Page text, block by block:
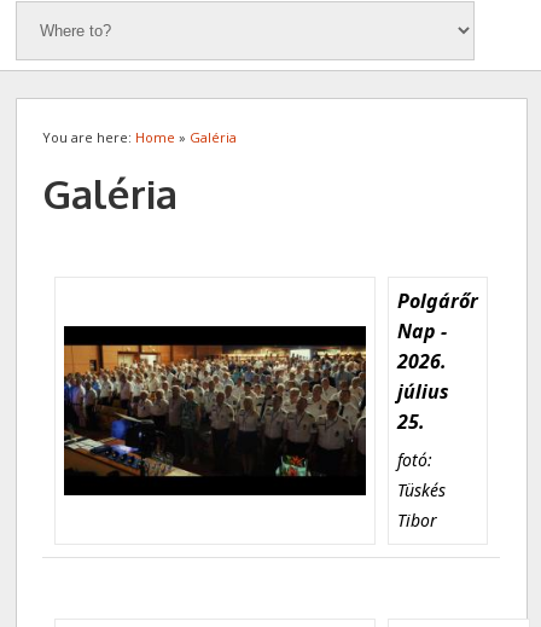
You are here: Home » Galéria
Galéria
Polgárőr
Nap -
2026.
július
25.
fotó:
Tüskés
Tibor